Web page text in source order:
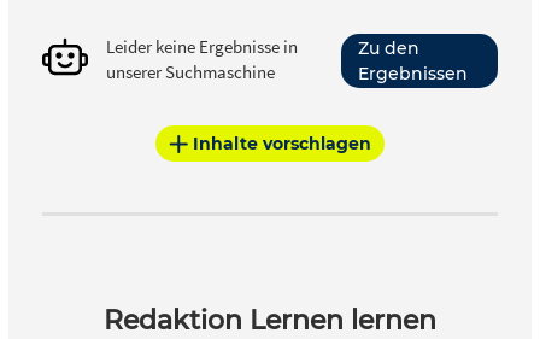
Leider keine Ergebnisse in
unserer Suchmaschine
Zu den
Ergebnissen
Inhalte vorschlagen
Redaktion Lernen lernen